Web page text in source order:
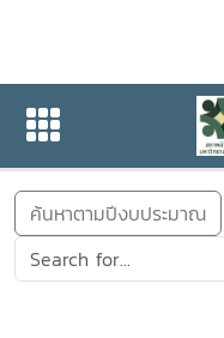
ข่าวสารกิจกร
ค้นหาตามปีงบประมาณ